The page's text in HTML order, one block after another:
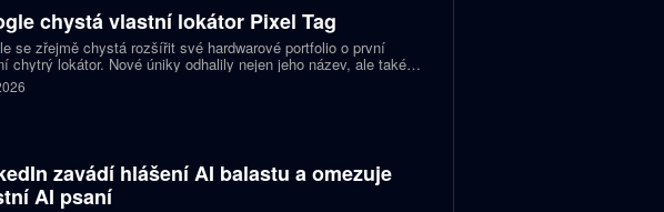
chystá vlastní lokátor Pixel Tag
se zřejmě chystá rozšířit své hardwarové portfolio o první
chytrý lokátor. Nové úniky odhalily nejen jeho název, ale také
zařízení a několik technických detailů. Pixel Tag má
v síti Find My Device a pomáhat s hledáním ztracených věcí
zavádí hlášení AI balastu a omezuje
AI psaní